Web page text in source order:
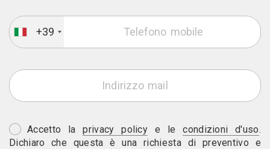
+39
Accetto laprivacy policy e lecondizioni d'uso.
Dichiaro che questa è una richiesta di preventivo e